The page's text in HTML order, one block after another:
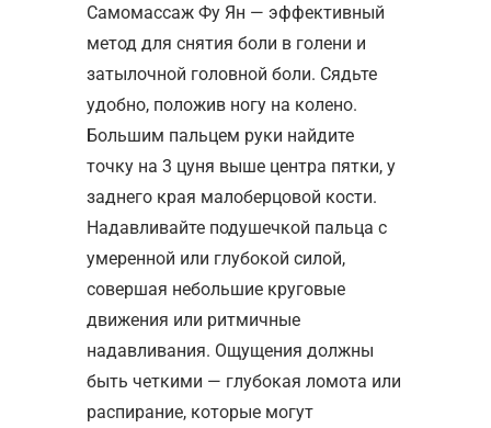
Самомассаж Фу Ян — эффективный
метод для снятия боли в голени и
затылочной головной боли. Сядьте
удобно, положив ногу на колено.
Большим пальцем руки найдите
точку на 3 цуня выше центра пятки, у
заднего края малоберцовой кости.
Надавливайте подушечкой пальца с
умеренной или глубокой силой,
совершая небольшие круговые
движения или ритмичные
надавливания. Ощущения должны
быть четкими — глубокая ломота или
распирание, которые могут